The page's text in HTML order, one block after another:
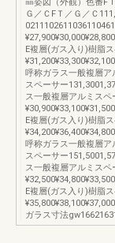
Ｇ／ＣFＴ／Ｇ／Ｃ
E複層(ガス入り)樹脂
呼称ガラス一般複層
スペーサー
ス一般複層アルミスペ
E複層(ガス入り)樹脂
呼称ガラス一般複層
スペーサー
ス一般複層アルミスペ
E複層(ガス入り)樹脂
ガラス寸法